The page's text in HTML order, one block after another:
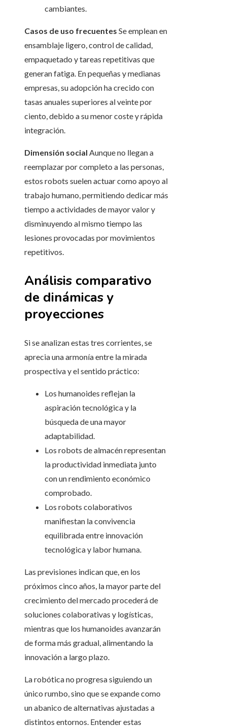
cambiantes.
Casos de uso frecuentes Se emplean en
ensamblaje ligero, control de calidad,
empaquetado y tareas repetitivas que
generan fatiga. En pequeñas y medianas
empresas, su adopción ha crecido con
tasas anuales superiores al veinte por
ciento, debido a su menor coste y rápida
integración.
Dimensión social Aunque no llegan a
reemplazar por completo a las personas,
estos robots suelen actuar como apoyo al
trabajo humano, permitiendo dedicar más
tiempo a actividades de mayor valor y
disminuyendo al mismo tiempo las
lesiones provocadas por movimientos
repetitivos.
Análisis comparativo
de dinámicas y
proyecciones
Si se analizan estas tres corrientes, se
aprecia una armonía entre la mirada
prospectiva y el sentido práctico:
Los humanoides reflejan la
aspiración tecnológica y la
búsqueda de una mayor
adaptabilidad.
Los robots de almacén representan
la productividad inmediata junto
con un rendimiento económico
comprobado.
Los robots colaborativos
manifiestan la convivencia
equilibrada entre innovación
tecnológica y labor humana.
Las previsiones indican que, en los
próximos cinco años, la mayor parte del
crecimiento del mercado procederá de
soluciones colaborativas y logísticas,
mientras que los humanoides avanzarán
de forma más gradual, alimentando la
innovación a largo plazo.
La robótica no progresa siguiendo un
único rumbo, sino que se expande como
un abanico de alternativas ajustadas a
distintos entornos. Entender estas